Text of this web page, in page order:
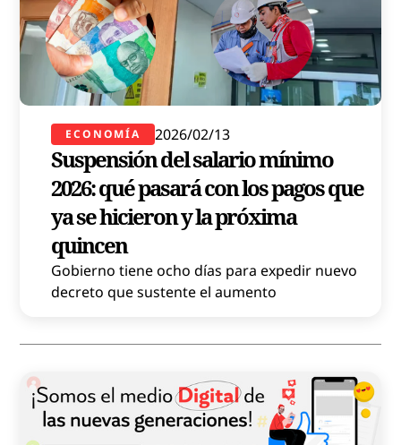
ECONOMÍA 2026/02/13
Suspensión del salario mínimo
2026: qué pasará con los pagos que
ya se hicieron y la próxima
quincen
Gobierno tiene ocho días para expedir nuevo
decreto que sustente el aumento